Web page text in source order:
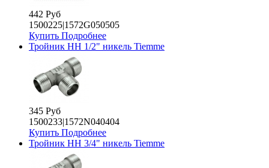
442 Руб
1500225|1572G050505
Купить Подробнее
Тройник НН 1/2" никель Tiemme
345 Руб
1500233|1572N040404
Купить Подробнее
Тройник НН 3/4" никель Tiemme